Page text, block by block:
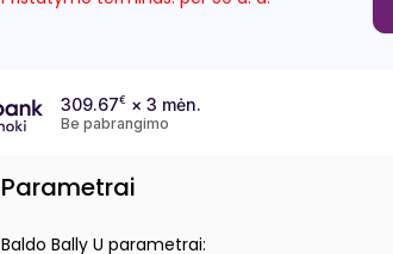
309.67€ × 3 mėn.
Be pabrangimo
Parametrai
Baldo Bally U parametrai: